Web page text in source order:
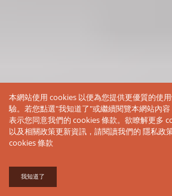
本網站使用 cookies 以便為您提供更優質的使
驗。若您點選"我知道了"或繼續閱覽本網站內容
表示您同意我們的 cookies 條款。欲瞭解更多
以及相關政策更新資訊，請閱讀我們的 隱私政
cookies 條款
我知道了